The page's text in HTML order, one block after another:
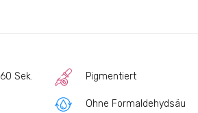
Sek. Pigmentiert
Ohne Formaldehydsäu